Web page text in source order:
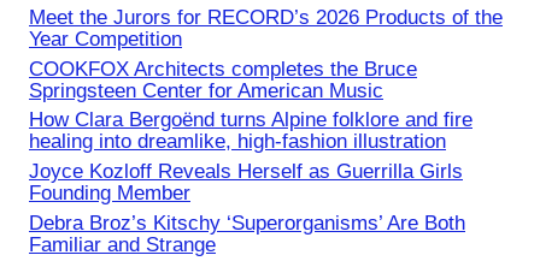
Meet the Jurors for RECORD’s 2026 Products of the
Year Competition
COOKFOX Architects completes the Bruce
Springsteen Center for American Music
How Clara Bergoënd turns Alpine folklore and fire
healing into dreamlike, high-fashion illustration
Joyce Kozloff Reveals Herself as Guerrilla Girls
Founding Member
Debra Broz’s Kitschy ‘Superorganisms’ Are Both
Familiar and Strange